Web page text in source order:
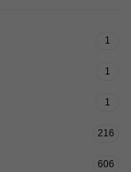
1
1
1
216
606